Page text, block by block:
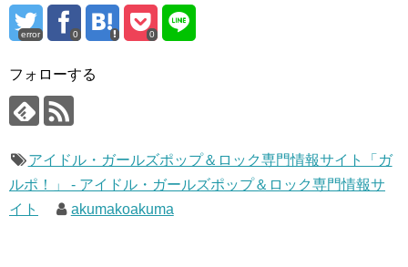
error 0 0
フォローする
アイドル・ガールズポップ＆ロック専門情報サイト「ガ
ルポ！」 - アイドル・ガールズポップ＆ロック専門情報サ
イト
akumakoakuma